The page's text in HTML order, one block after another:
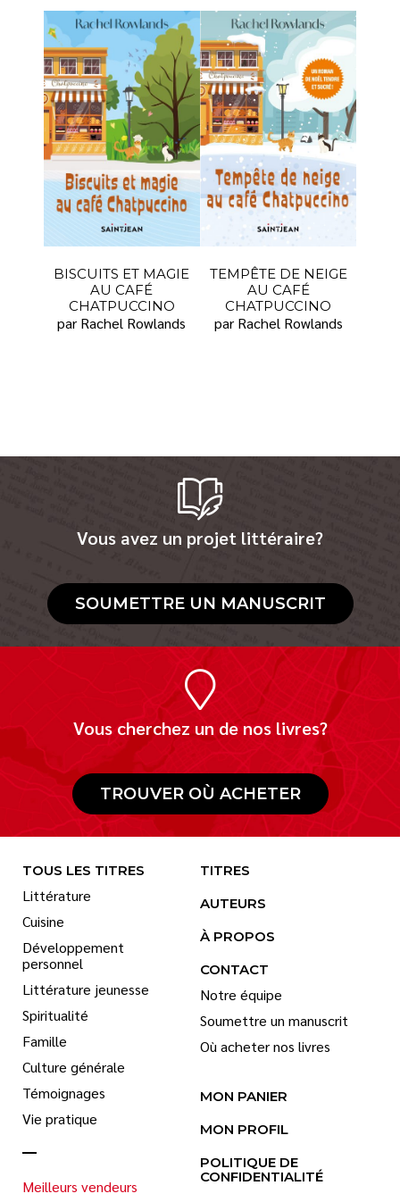
BISCUITS ET MAGIE
AU CAFÉ
CHATPUCCINO
par Rachel Rowlands
TEMPÊTE DE NEIGE
AU CAFÉ
CHATPUCCINO
par Rachel Rowlands
Vous avez un projet littéraire?
SOUMETTRE UN MANUSCRIT
Vous cherchez un de nos livres?
TROUVER OÙ ACHETER
TOUS LES TITRES
Littérature
Cuisine
Développement
personnel
Littérature jeunesse
Spiritualité
Famille
Culture générale
Témoignages
Vie pratique
Meilleurs vendeurs
TITRES
AUTEURS
À PROPOS
CONTACT
Notre équipe
Soumettre un manuscrit
Où acheter nos livres
MON PANIER
MON PROFIL
POLITIQUE DE
CONFIDENTIALITÉ